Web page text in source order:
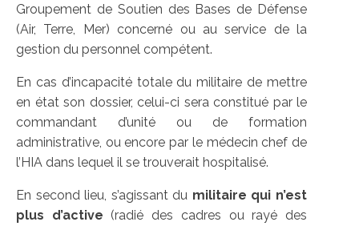
Groupement de Soutien des Bases de Défense
(Air, Terre, Mer) concerné ou au service de la
gestion du personnel compétent.
En cas d’incapacité totale du militaire de mettre
en état son dossier, celui-ci sera constitué par le
commandant d’unité ou de formation
administrative, ou encore par le médecin chef de
l’HIA dans lequel il se trouverait hospitalisé.
En second lieu, s’agissant du militaire qui n’est
plus d’active (radié des cadres ou rayé des